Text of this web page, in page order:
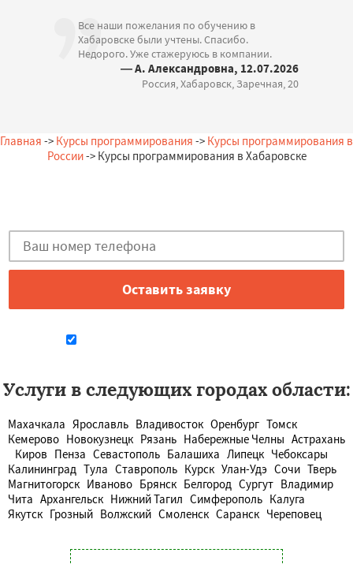
Все наши пожелания по обучению в
Хабаровске были учтены. Спасибо.
Недорого. Уже стажеруюсь в компании.
— А. Александровна, 12.07.2026
Россия, Хабаровск, Заречная, 20
Главная -> Курсы программирования -> Курсы программирования в
России-> Курсы программирования в Хабаровске
Услуги в следующих городах области:
Махачкала Ярославль Владивосток Оренбург Томск
Кемерово Новокузнецк Рязань Набережные Челны Астрахань
Киров Пенза Севастополь Балашиха Липецк Чебоксары
Калининград Тула Ставрополь Курск Улан-Удэ Сочи Тверь
Магнитогорск Иваново Брянск Белгород Сургут Владимир
Чита Архангельск Нижний Тагил Симферополь Калуга
Якутск Грозный Волжский Смоленск Саранск Череповец